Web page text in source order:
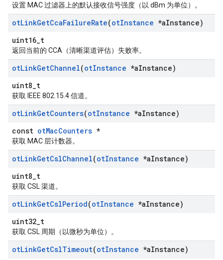
设置 MAC 过滤器上的默认接收信号强度（以 dBm 为单位）。
otLinkGetCcaFailureRate(otInstance *aInstance)
uint16_t
返回当前的 CCA（清晰渠道评估）失败率。
otLinkGetChannel(otInstance *aInstance)
uint8_t
获取 IEEE 802.15.4 信道。
otLinkGetCounters(otInstance *aInstance)
const otMacCounters *
获取 MAC 层计数器。
otLinkGetCslChannel(otInstance *aInstance)
uint8_t
获取 CSL 渠道。
otLinkGetCslPeriod(otInstance *aInstance)
uint32_t
获取 CSL 周期（以微秒为单位）。
otLinkGetCslTimeout(otInstance *aInstance)